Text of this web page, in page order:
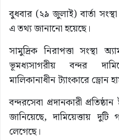
বুধবার (২৯ জুলাই) বার্তা
এ তথ্য জানানো হয়েছে।
সামুদ্রিক নিরাপত্তা সংস্থা
ভূমধ্যসাগরীয় বন্দর
মালিকানাধীন ট্যাংকারে ড্রোন
বন্দরসেবা প্রদানকারী
জানিয়েছে, দামিয়েত্তায় দুটি
লেগেছে।